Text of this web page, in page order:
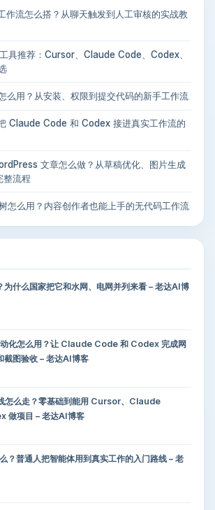
流怎么搭？从聊天触发到人工审核的实战教
具推荐：Cursor、Claude Code、Codex、
么用？从安装、权限到提交代码的新手工作流
Claude Code 和 Codex 接进真实工作流的
文章怎么做？从草稿优化、图片生成
整流程
怎么用？内容创作者也能上手的无代码工作流
为什么国家把它和水网、电网并列来看 – 老达AI博
化怎么用？让 Claude Code 和 Codex 完成网
截图验收 – 老达AI博客
怎么走？零基础到能用 Cursor、Claude
做项目 – 老达AI博客
？普通人把智能体用到真实工作的入门路线 – 老